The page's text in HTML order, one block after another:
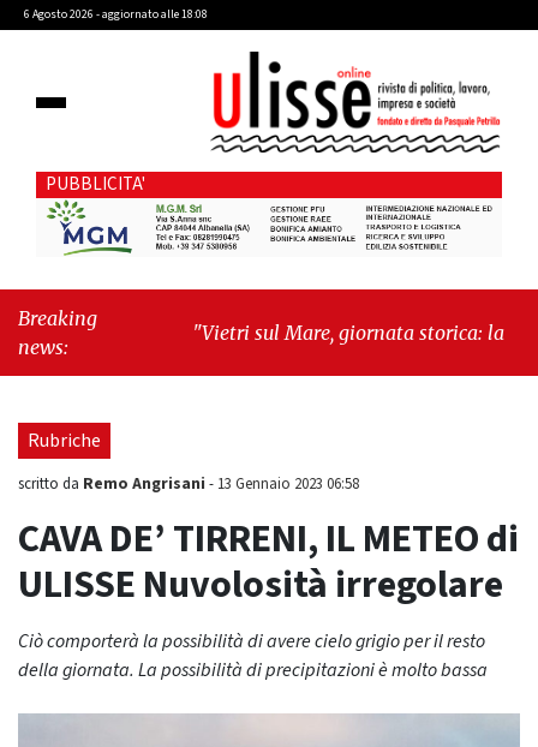
6 Agosto 2026 - aggiornato alle 18:08
PUBBLICITA'
Breaking
news:
"Vietri sul Mare, giornata storica: la ceramica
Rubriche
scritto da Remo Angrisani - 13 Gennaio 2023 06:58
CAVA DE’ TIRRENI, IL METEO di
ULISSE Nuvolosità irregolare
Ciò comporterà la possibilità di avere cielo grigio per il resto
della giornata. La possibilità di precipitazioni è molto bassa